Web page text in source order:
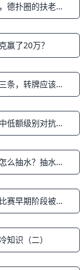
德州口诀，德扑圈的扶老婆歌（Flop歌）
赢了20万？
翻牌击中三条，转牌应该下注多少
德州扑克中低额级别对抗超凶玩家的三个建议
德州扑克怎么抽水？抽水比例是多少？
德州扑克比赛早期阶段被对手打压
知识（二）